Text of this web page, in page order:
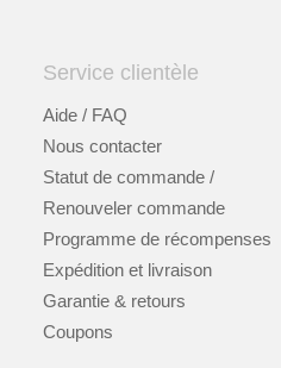
Service clientèle
Aide / FAQ
Nous contacter
Statut de commande /
Renouveler commande
Programme de récompenses
Expédition et livraison
Garantie & retours
Coupons